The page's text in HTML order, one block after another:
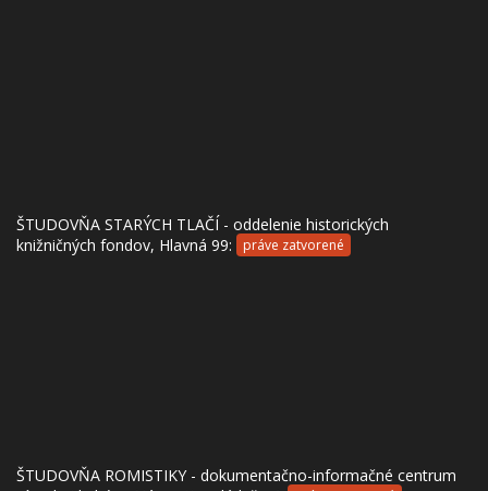
ŠTUDOVŇA STARÝCH TLAČÍ - oddelenie historických
knižničných fondov, Hlavná 99:
práve zatvorené
ŠTUDOVŇA ROMISTIKY - dokumentačno-informačné centrum